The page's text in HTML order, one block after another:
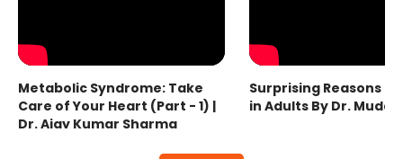
Metabolic Syndrome: Take
Care of Your Heart (Part - 1) |
Dr. Ajay Kumar Sharma
Surprising Reasons
in Adults By Dr.